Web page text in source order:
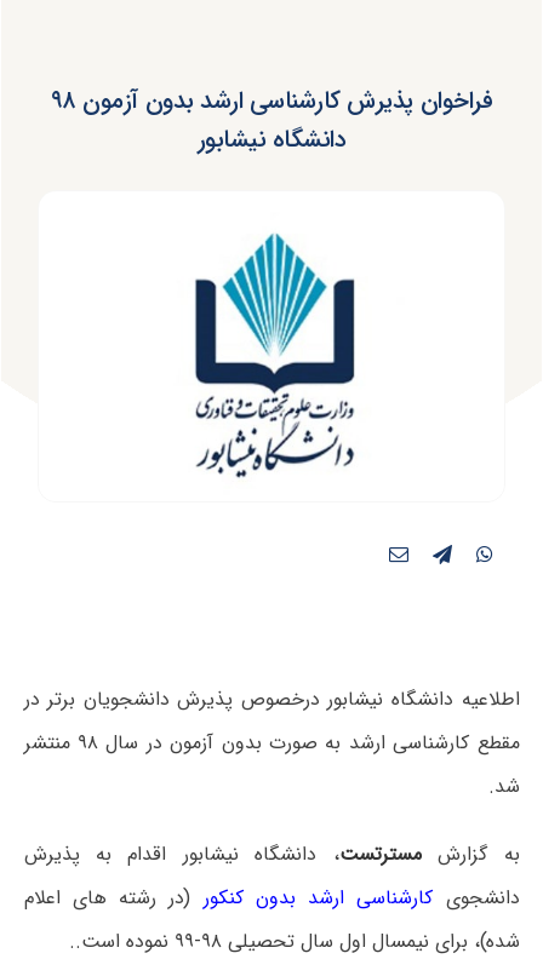
فراخوان پذیرش کارشناسی ارشد بدون آزمون ۹۸
دانشگاه نیشابور
اطلاعیه دانشگاه نیشابور درخصوص پذیرش دانشجویان برتر در
مقطع کارشناسی ارشد به صورت بدون آزمون در سال ۹۸ منتشر
شد.
به گزارشمسترتست، دانشگاه نیشابور اقدام به پذیرش
دانشجوی کارشناسی ارشد بدون کنکور (در رشته های اعلام
شده)، برای نیمسال اول سال تحصیلی ۹۸-۹۹ نموده است..